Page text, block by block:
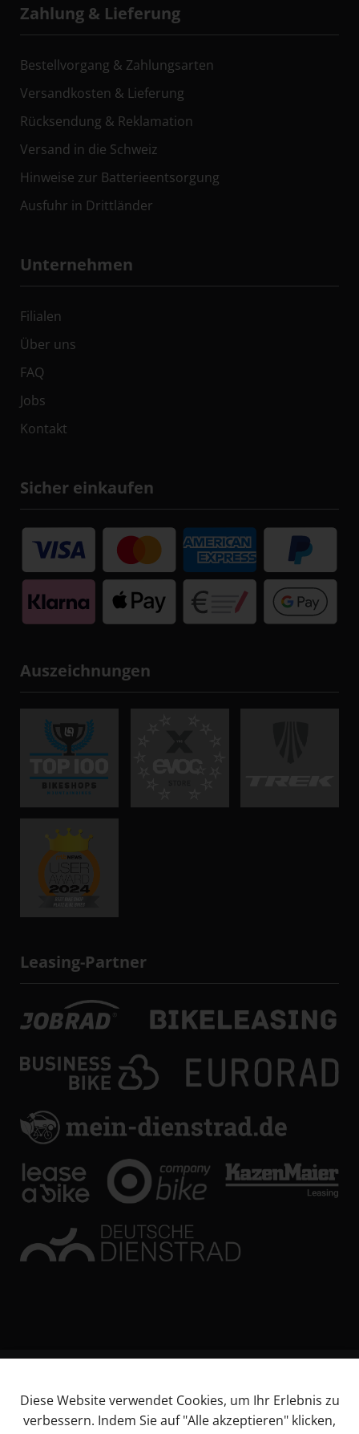
Zahlung & Lieferung
Bestellvorgang & Zahlungsarten
Versandkosten & Lieferung
Rücksendung & Reklamation
Versand in die Schweiz
Hinweise zur Batterieentsorgung
Ausfuhr in Drittländer
Unternehmen
Filialen
Über uns
FAQ
Jobs
Kontakt
Sicher einkaufen
Auszeichnungen
Leasing-Partner
Impressum
Diese Website verwendet Cookies, um Ihr Erlebnis zu
verbessern. Indem Sie auf "Alle akzeptieren" klicken,